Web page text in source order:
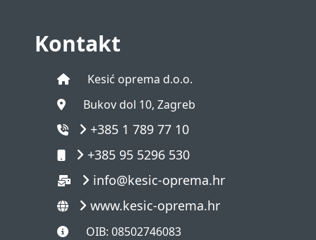
Kontakt
Kesić oprema d.o.o.
Bukov dol 10, Zagreb
+385 1 789 77 10
+385 95 5296 530
info@kesic-oprema.hr
www.kesic-oprema.hr
OIB: 08502746083